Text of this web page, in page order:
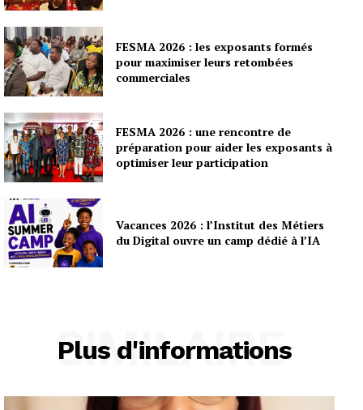
FESMA 2026 : les exposants formés
pour maximiser leurs retombées
commerciales
FESMA 2026 : une rencontre de
préparation pour aider les exposants à
optimiser leur participation
Vacances 2026 : l’Institut des Métiers
du Digital ouvre un camp dédié à l’IA
Plus d'informations
SIMILAIRE